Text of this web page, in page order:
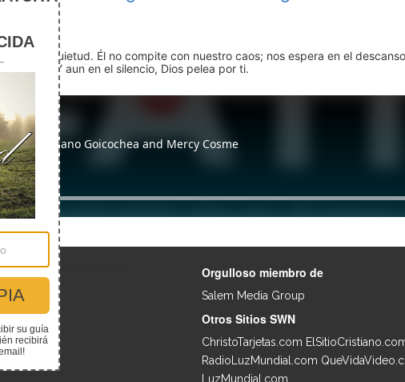
en la quietud. Él no compite con nuestro caos; nos espera en el
Y aun en el silencio, Dios pelea por ti.
Enlaces Rápidos Orgulloso miembro de
Salem Media Group
Otros Sitios SWN
ChristoTarjetas.com
RadioLuzMundial.com
LuzMundial.com